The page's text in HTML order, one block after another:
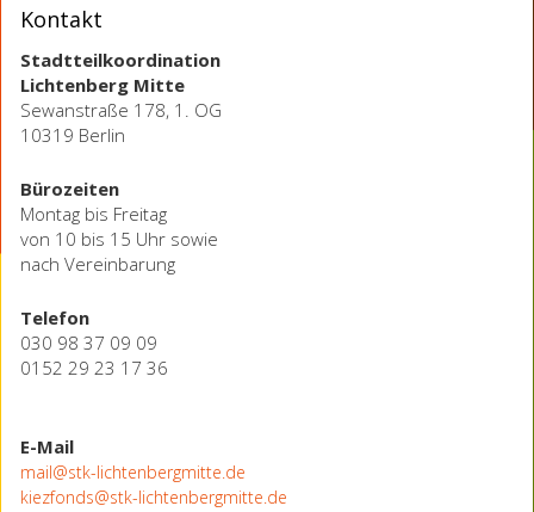
Kontakt
Stadtteilkoordination
Lichtenberg Mitte
Sewanstraße 178, 1. OG
10319 Berlin
Bürozeiten
Montag bis Freitag
von 10 bis 15 Uhr sowie
nach Vereinbarung
Telefon
030 98 37 09 09
0152 29 23 17 36
E-Mail
mail@stk-lichtenbergmitte.de
kiezfonds@stk-lichtenbergmitte.de